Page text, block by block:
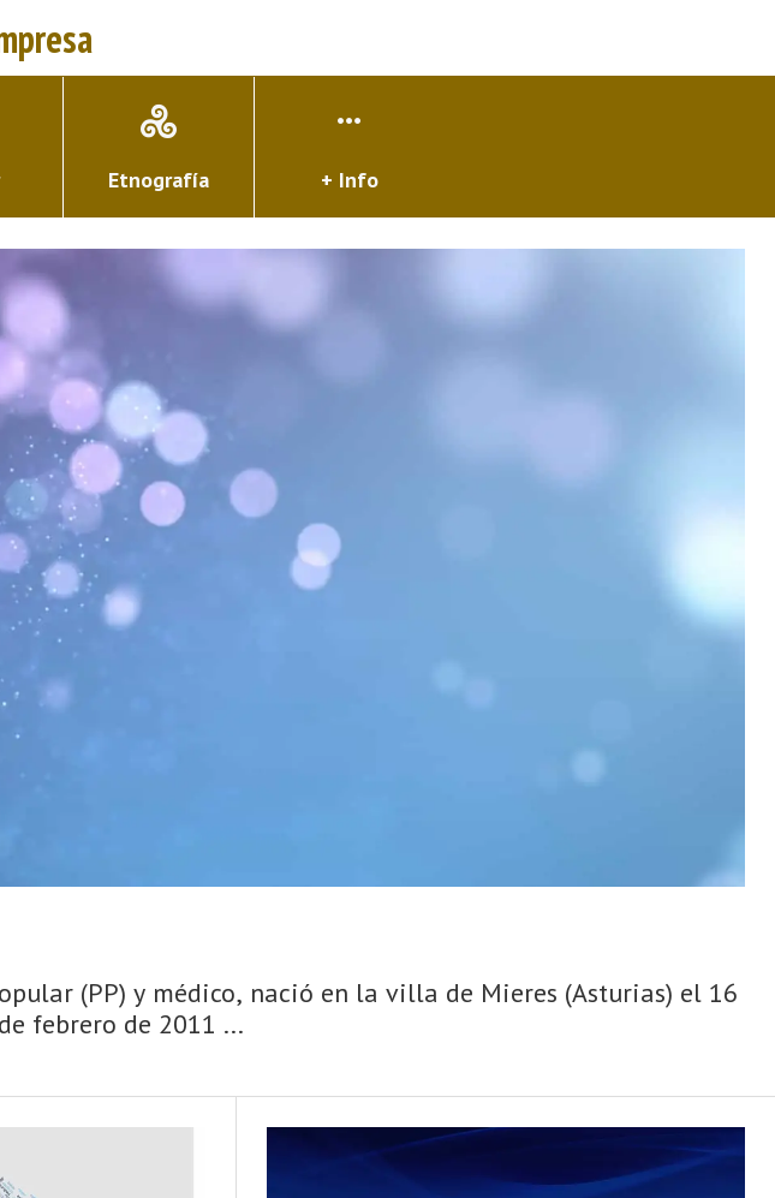
Etnografía + Info
(PP) y médico, nació en la villa de Mieres (Asturias) el 16
febrero de 2011 ...